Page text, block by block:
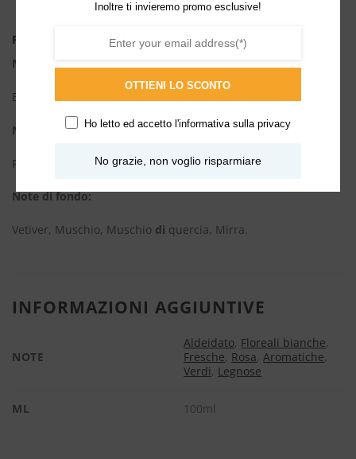
Piramide Olfattiva
Note di testa:
Bergamotto, Aldeidi, Ylang-Ylang, Fresia.
Note di cuore:
Rosa, Gelsomino.
Note di fondo:
Vetiver, Muschio, Muschio di quercia, Mirra.
INFORMAZIONI AGGIUNTIVE
NOTE
Aldeidato, Floreali bianche,
Fresche, Rosa,Aromatiche,
Verdi, Legnose
ML 100ml
Inoltre ti invieremo promo esclusive!
OTTIENI LO SCONTO
Ho letto ed accetto l'informativa sulla privacy
No grazie, non voglio risparmiare